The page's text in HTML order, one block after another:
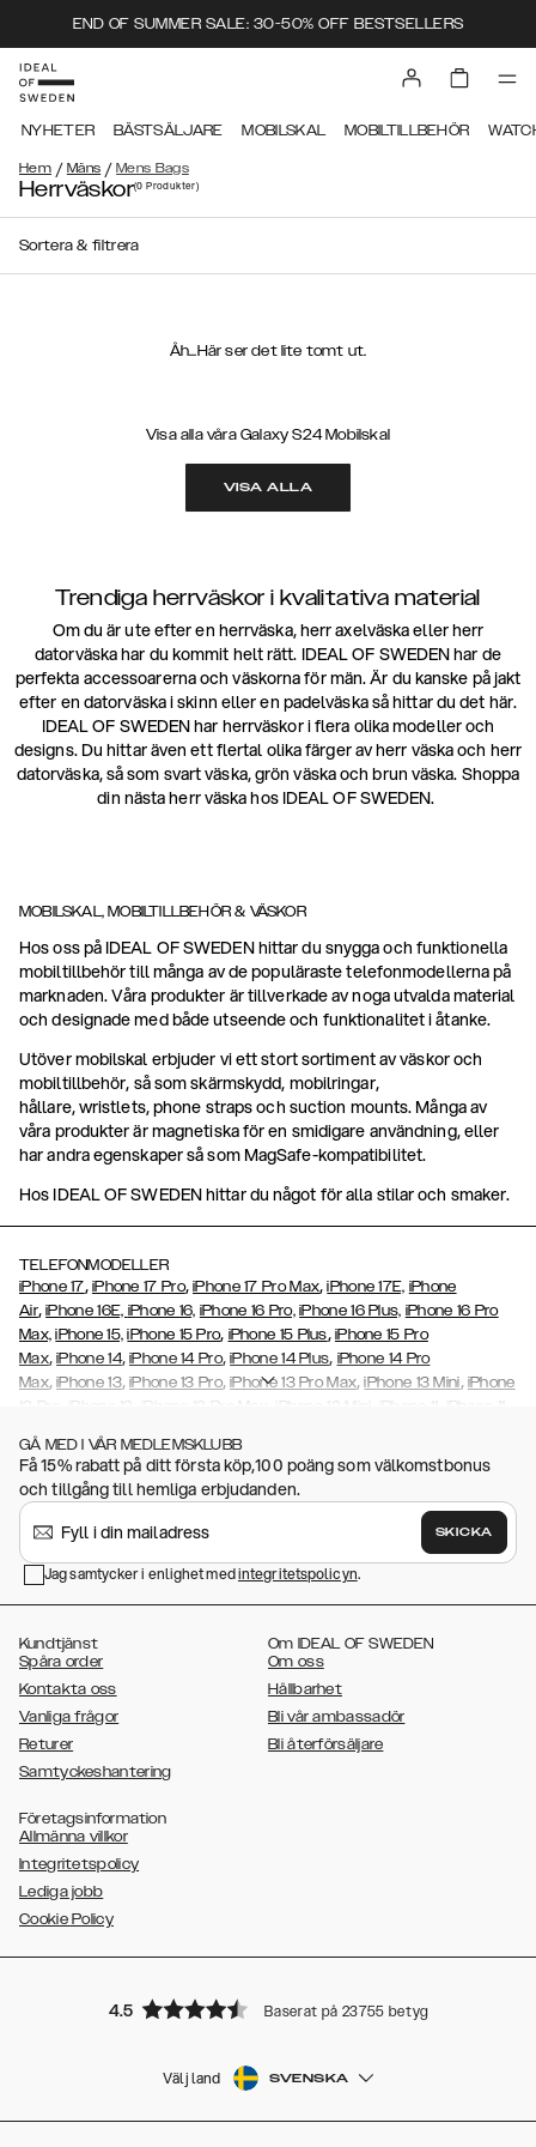
END OF SUMMER SALE: 30-50% OFF BESTSELLERS
NYHETER BÄSTSÄLJARE MOBILSKAL MOBILTILLBEHÖR
Hem / Mäns / Mens Bags
Herrväskor(0Produkter)
Sortera & filtrera
Åh...Här ser det lite tomt ut.
Visa alla våra Galaxy S24 Mobilskal
VISA ALLA
Trendiga herrväskor i kvalitativa material
Om du är ute efter en herrväska, herr axelväska eller herr
datorväska har du kommit helt rätt. IDEAL OF SWEDEN har de
perfekta accessoarerna och väskorna för män. Är du kanske på jakt
efter en datorväska i skinn eller en padelväska så hittar du det här.
IDEAL OF SWEDEN har herrväskor i flera olika modeller och
designs. Du hittar även ett flertal olika färger av herr väska och herr
datorväska, så som svart väska, grön väska och brun väska. Shoppa
din nästa herr väska hos IDEAL OF SWEDEN.
MOBILSKAL, MOBILTILLBEHÖR & VÄSKOR
Hos oss på IDEAL OF SWEDEN hittar du snygga och funktionella
mobiltillbehör till många av de populäraste telefonmodellerna på
marknaden. Våra produkter är tillverkade av noga utvalda material
och designade med både utseende och funktionalitet i åtanke.
Utöver mobilskal erbjuder vi ett stort sortiment av väskor och
mobiltillbehör, så som skärmskydd, mobilringar,
hållare, wristlets, phone straps och suction mounts. Många av
våra produkter är magnetiska för en smidigare användning, eller
har andra egenskaper så som MagSafe-kompatibilitet.
Hos IDEAL OF SWEDEN hittar du något för alla stilar och smaker.
TELEFONMODELLER
iPhone 17, iPhone 17 Pro,iPhone 17 Pro Max,iPhone 17E, iPhone
Air,iPhone 16E, iPhone 16, iPhone 16 Pro, iPhone 16 Plus, iPhone 16 Pro
Max, iPhone 15, iPhone 15 Pro, iPhone 15 Plus, iPhone 15 Pro
Max,iPhone 14,iPhone 14 Pro,iPhone 14 Plus, iPhone 14 Pro
Max,iPhone 13,iPhone 13 Pro,iPhone 13 Pro Max,iPhone 13 Mini, iPhone
12 Pro
iPhone 12 iPhone 12 Pro Max iPhone 12 Mini iPhone 11
iPhone 11
iPhone SE (2020/2022),iPhone 8 ,
iPhone 7
, iPhone 6/6s , iPhone 6/6s Plus, iPhone 5/5s/SE ,
Galaxy S26+,Galaxy S26 Ultra, Galaxy S25, Galaxy S25+,Galaxy S25
Ultra, Galaxy S24, Galaxy S24+, Galaxy S23,Galaxy
S23+
Galaxy S22 Plus,
Galaxy S22 Ultra,Galaxy S21,Galaxy S21 Plus,Galaxy S21 Ultra
GÅ MED I VÅR MEDLEMSKLUBB
Få 15% rabatt på ditt första köp,100 poäng som välkomstbonus
och tillgång till hemliga erbjudanden.
SKICKA
Jag samtycker i enlighet medintegritetspolicyn.
Kundtjänst
Spåra order
Kontakta oss
Vanliga frågor
Returer
Samtyckeshantering
Om IDEAL OF SWEDEN
Om oss
Hållbarhet
Bli vår ambassadör
Bli återförsäljare
Företagsinformation
Allmänna villkor
Integritetspolicy
Lediga jobb
Cookie Policy
4.5 Baserat på 23755 betyg
Välj land SVENSKA